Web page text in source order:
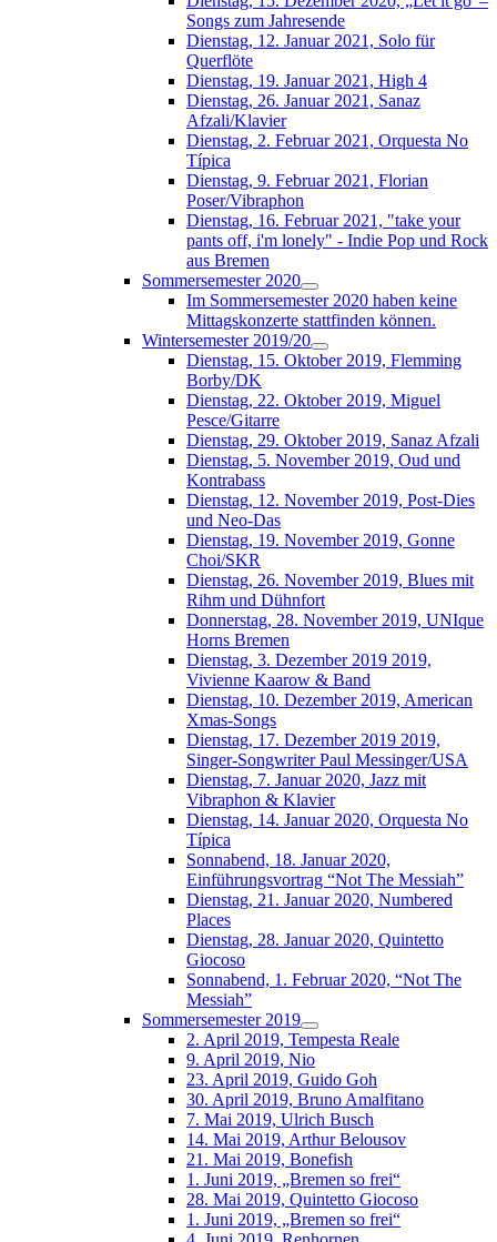
Songs zum Jahresende
Dienstag, 12. Januar 2021, Solo für
Querflöte
Dienstag, 19. Januar 2021, High 4
Dienstag, 26. Januar 2021, Sanaz
Afzali/Klavier
Dienstag, 2. Februar 2021, Orquesta No
Típica
Dienstag, 9. Februar 2021, Florian
Poser/Vibraphon
Dienstag, 16. Februar 2021, "take your
pants off, i'm lonely" - Indie Pop und Rock
aus Bremen
Sommersemester 2020
Im Sommersemester 2020 haben keine
Mittagskonzerte stattfinden können.
Wintersemester 2019/20
Dienstag, 15. Oktober 2019, Flemming
Borby/DK
Dienstag, 22. Oktober 2019, Miguel
Pesce/Gitarre
Dienstag, 29. Oktober 2019, Sanaz Afzali
Dienstag, 5. November 2019, Oud und
Kontrabass
Dienstag, 12. November 2019, Post-Dies
und Neo-Das
Dienstag, 19. November 2019, Gonne
Choi/SKR
Dienstag, 26. November 2019, Blues mit
Rihm und Dühnfort
Donnerstag, 28. November 2019, UNIque
Horns Bremen
Dienstag, 3. Dezember 2019 2019,
Vivienne Kaarow & Band
Dienstag, 10. Dezember 2019, American
Xmas-Songs
Dienstag, 17. Dezember 2019 2019,
Singer-Songwriter Paul Messinger/USA
Dienstag, 7. Januar 2020, Jazz mit
Vibraphon & Klavier
Dienstag, 14. Januar 2020, Orquesta No
Típica
Sonnabend, 18. Januar 2020,
Einführungsvortrag “Not The Messiah”
Dienstag, 21. Januar 2020, Numbered
Places
Dienstag, 28. Januar 2020, Quintetto
Giocoso
Sonnabend, 1. Februar 2020, “Not The
Messiah”
Sommersemester 2019
2. April 2019, Tempesta Reale
9. April 2019, Nio
23. April 2019, Guido Goh
30. April 2019, Bruno Amalfitano
7. Mai 2019, Ulrich Busch
14. Mai 2019, Arthur Belousov
21. Mai 2019, Bonefish
1. Juni 2019, „Bremen so frei“
28. Mai 2019, Quintetto Giocoso
1. Juni 2019, „Bremen so frei“